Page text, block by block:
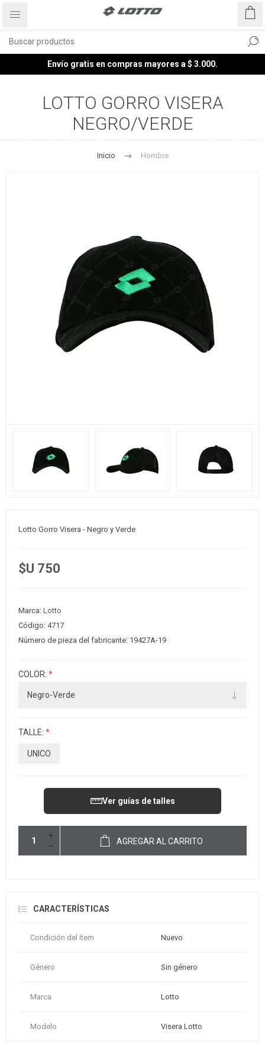
Envío gratis en compras mayores a $ 3.000.
LOTTO GORRO VISERA
NEGRO/VERDE
Inicio Hombre
Lotto Gorro Visera - Negro y Verde
$U 750
Marca: Lotto
Código: 4717
Número de pieza del fabricante: 19427A-19
COLOR: *
TALLE: *
UNICO
Ver guías de talles
AGREGAR AL CARRITO
CARACTERÍSTICAS
Condición del ítem Nuevo
Género Sin género
Marca Lotto
Modelo Visera Lotto